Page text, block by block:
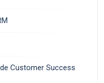
Customer Success